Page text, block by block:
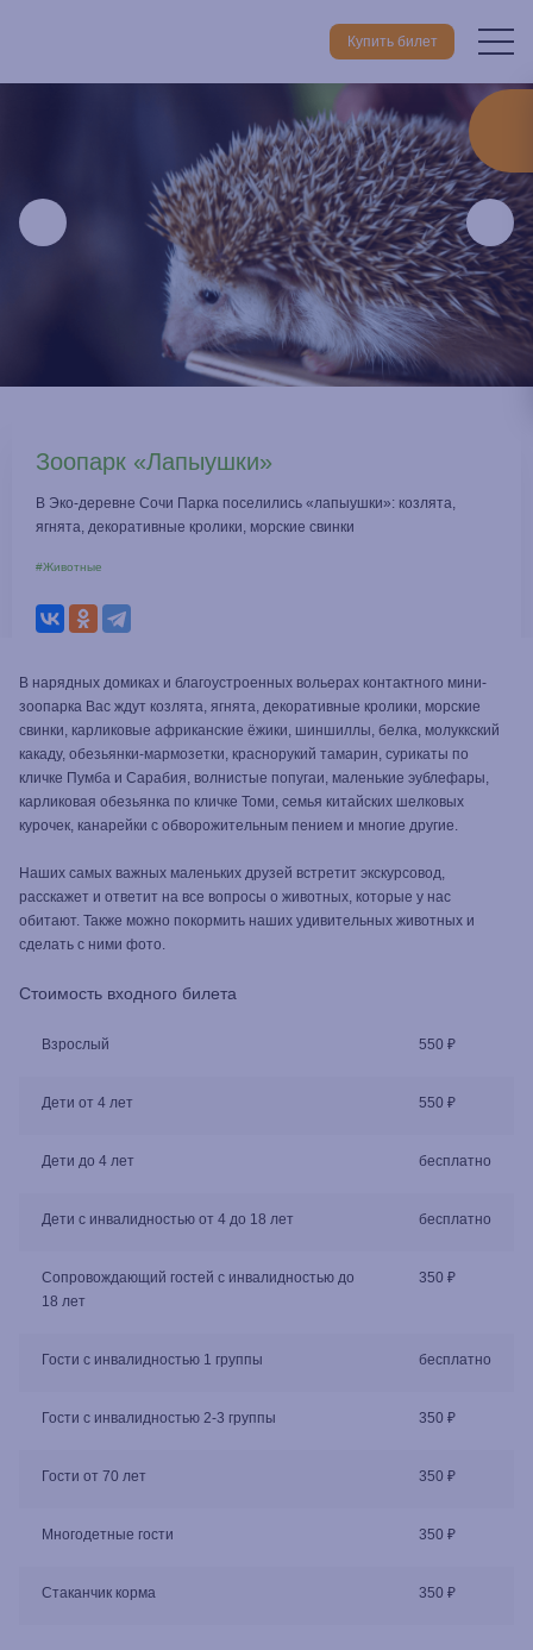
Купить билет
Развлечения Зоопарк «Лапыушки»
Зоопарк «Лапыушки»
В Эко-деревне Сочи Парка поселились «лапыушки»: козлята,
ягнята, декоративные кролики, морские свинки
#Животные
В нарядных домиках и благоустроенных вольерах контактного мини-
зоопарка Вас ждут козлята, ягнята, декоративные кролики, морские
свинки, карликовые африканские ёжики, шиншиллы, белка, молуккский
какаду, обезьянки-мармозетки, краснорукий тамарин, сурикаты по
кличке Пумба и Сарабия, волнистые попугаи, маленькие эублефары,
карликовая обезьянка по кличке Томи, семья китайских шелковых
курочек, канарейки с обворожительным пением и многие другие.
Наших самых важных маленьких друзей встретит экскурсовод,
расскажет и ответит на все вопросы о животных, которые у нас
обитают. Также можно покормить наших удивительных животных и
сделать с ними фото.
Стоимость входного билета
Взрослый 550 ₽
Дети от 4 лет 550 ₽
Дети до 4 лет бесплатно
Дети с инвалидностью от 4 до 18 лет бесплатно
Сопровождающий гостей с инвалидностью до
18 лет
350 ₽
Гости с инвалидностью 1 группы бесплатно
Гости с инвалидностью 2-3 группы 350 ₽
Гости от 70 лет 350 ₽
Многодетные гости 350 ₽
Стаканчик корма 350 ₽